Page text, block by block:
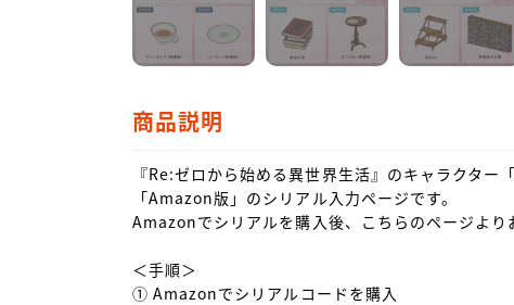
商品説明
『Re:ゼロから始める異世界生活』のキャラクター
「Amazon版」のシリアル入力ページです。
Amazonでシリアルを購入後、こちらのページより
＜手順＞
① Amazonでシリアルコードを購入